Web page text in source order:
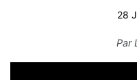
28
Par